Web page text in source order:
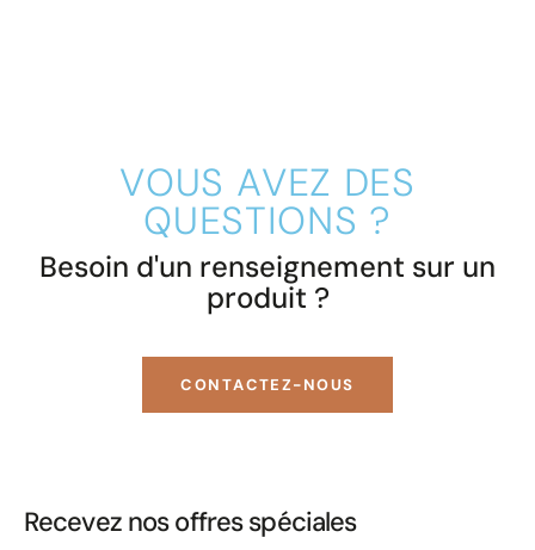
VOUS AVEZ DES
QUESTIONS ?
Besoin d'un renseignement sur un
produit ?
CONTACTEZ-NOUS
Recevez nos offres spéciales